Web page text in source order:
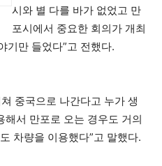
시와 별 다를 바가 없었고 만
포시에서 중요한 회의가 개최
기만 들었다”고 전했다.
중국으로 나간다고 누가 생
해서 만포로 오는 경우도 거의
차량을 이용했다”고 말했다.